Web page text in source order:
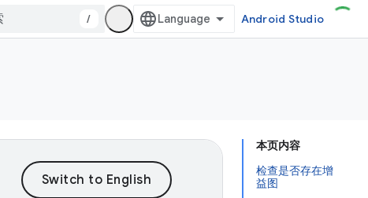
/ Android Studio
本页内容
检查是否存在增
益图